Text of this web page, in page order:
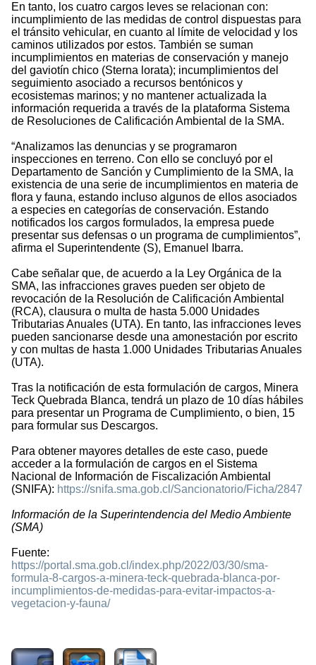
En tanto, los cuatro cargos leves se relacionan con:
incumplimiento de las medidas de control dispuestas para
el tránsito vehicular, en cuanto al límite de velocidad y los
caminos utilizados por estos. También se suman
incumplimientos en materias de conservación y manejo
del gaviotín chico (Sterna lorata); incumplimientos del
seguimiento asociado a recursos bentónicos y
ecosistemas marinos; y no mantener actualizada la
información requerida a través de la plataforma Sistema
de Resoluciones de Calificación Ambiental de la SMA.
“Analizamos las denuncias y se programaron
inspecciones en terreno. Con ello se concluyó por el
Departamento de Sanción y Cumplimiento de la SMA, la
existencia de una serie de incumplimientos en materia de
flora y fauna, estando incluso algunos de ellos asociados
a especies en categorías de conservación. Estando
notificados los cargos formulados, la empresa puede
presentar sus defensas o un programa de cumplimientos”,
afirma el Superintendente (S), Emanuel Ibarra.
Cabe señalar que, de acuerdo a la Ley Orgánica de la
SMA, las infracciones graves pueden ser objeto de
revocación de la Resolución de Calificación Ambiental
(RCA), clausura o multa de hasta 5.000 Unidades
Tributarias Anuales (UTA). En tanto, las infracciones leves
pueden sancionarse desde una amonestación por escrito
y con multas de hasta 1.000 Unidades Tributarias Anuales
(UTA).
Tras la notificación de esta formulación de cargos, Minera
Teck Quebrada Blanca, tendrá un plazo de 10 días hábiles
para presentar un Programa de Cumplimiento, o bien, 15
para formular sus Descargos.
Para obtener mayores detalles de este caso, puede
acceder a la formulación de cargos en el Sistema
Nacional de Información de Fiscalización Ambiental
(SNIFA): https://snifa.sma.gob.cl/Sancionatorio/Ficha/2847
Información de la Superintendencia del Medio Ambiente
(SMA)
Fuente:
https://portal.sma.gob.cl/index.php/2022/03/30/sma-
formula-8-cargos-a-minera-teck-quebrada-blanca-por-
incumplimientos-de-medidas-para-evitar-impactos-a-
vegetacion-y-fauna/